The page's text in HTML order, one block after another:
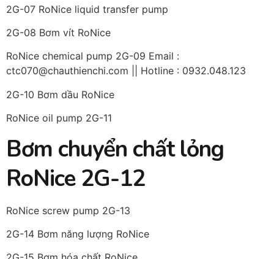
2G-07 RoNice liquid transfer pump
2G-08 Bơm vít RoNice
RoNice chemical pump 2G-09 Email :
ctc070@chauthienchi.com || Hotline : 0932.048.123
2G-10 Bơm dầu RoNice
RoNice oil pump 2G-11
Bơm chuyển chất lỏng
RoNice 2G-12
RoNice screw pump 2G-13
2G-14 Bơm năng lượng RoNice